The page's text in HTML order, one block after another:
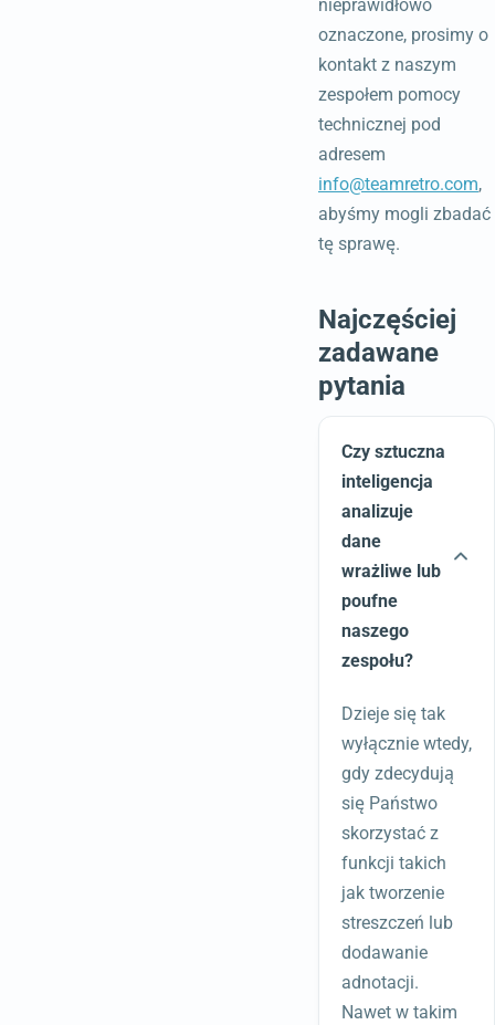
nieprawidłowo
oznaczone, prosimy o
kontakt z naszym
zespołem pomocy
technicznej pod
adresem
info@teamretro.com,
abyśmy mogli zbadać
tę sprawę.
Najczęściej
zadawane
pytania
Czy sztuczna
inteligencja
analizuje
dane
wrażliwe lub
poufne
naszego
zespołu?
Dzieje się tak
wyłącznie wtedy,
gdy zdecydują
się Państwo
skorzystać z
funkcji takich
jak tworzenie
streszczeń lub
dodawanie
adnotacji.
Nawet w takim